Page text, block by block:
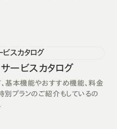
ービスカタログ
、基本機能やおすすめ機能、料金
別プランのご紹介もしているの